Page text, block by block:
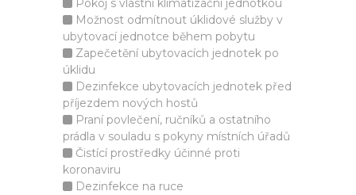
Pokoj s vlastní klimatizační jednotkou
Možnost odmítnout úklidové služby v
ubytovací jednotce během pobytu
Zapečetění ubytovacích jednotek po
úklidu
Dezinfekce ubytovacích jednotek před
příjezdem nových hostů
Praní povlečení, ručníků a ostatního
prádla v souladu s pokyny místních úřadů
Čistící prostředky účinné proti
koronaviru
Dezinfekce na ruce